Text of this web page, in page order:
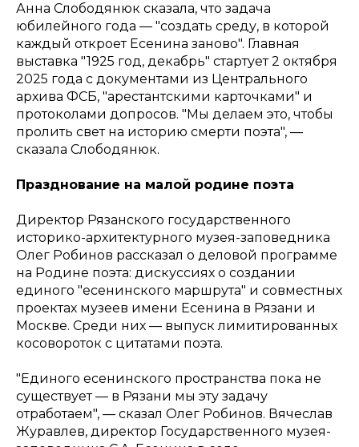
Анна Слободянюк сказала, что задача
юбилейного года — "создать среду, в которой
каждый откроет Есенина заново". Главная
выставка "1925 год, декабрь" стартует 2 октября
2025 года с документами из Центрального
архива ФСБ, "арестантскими карточками" и
протоколами допросов. "Мы делаем это, чтобы
пролить свет на историю смерти поэта", —
сказала Слободянюк.
Празднование на малой родине поэта
Директор Рязанского государственного
историко-архитектурного музея-заповедника
Олег Робинов рассказал о деловой программе
на Родине поэта: дискуссиях о создании
единого "есенинского маршрута" и совместных
проектах музеев имени Есенина в Рязани и
Москве. Среди них — выпуск лимитированных
косовороток с цитатами поэта.
"Единого есенинского пространства пока не
существует — в Рязани мы эту задачу
отработаем", — сказал Олег Робинов. Вячеслав
Журавлев, директор Государственного музея-